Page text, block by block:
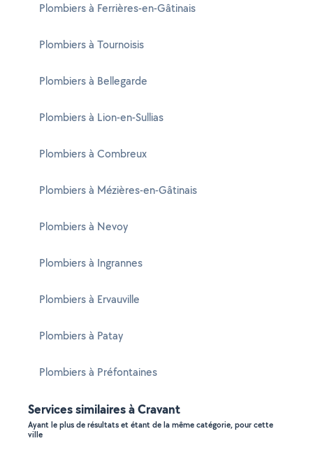
Plombiers à Ferrières-en-Gâtinais
Plombiers à Tournoisis
Plombiers à Bellegarde
Plombiers à Lion-en-Sullias
Plombiers à Combreux
Plombiers à Mézières-en-Gâtinais
Plombiers à Nevoy
Plombiers à Ingrannes
Plombiers à Ervauville
Plombiers à Patay
Plombiers à Préfontaines
Services similaires à Cravant
Ayant le plus de résultats et étant de la même catégorie, pour cette
ville